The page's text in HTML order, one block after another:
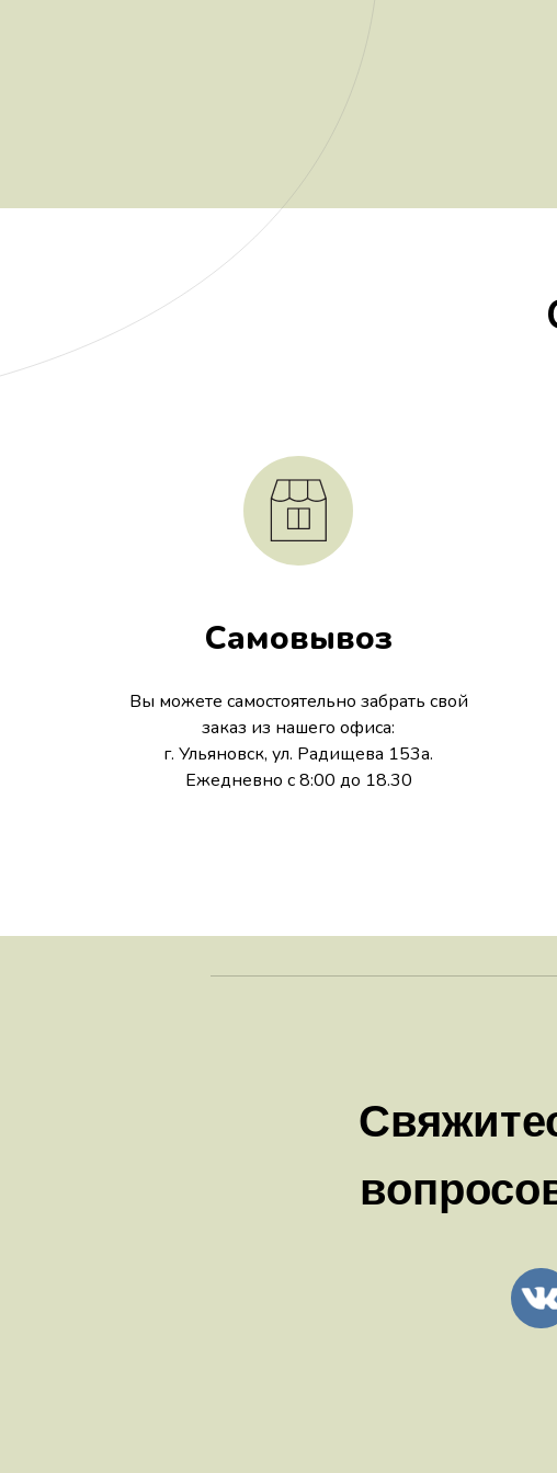
Самовывоз
Вы можете самостоятельно забрать свой
заказ из нашего офиса:
г. Ульяновск, ул. Радищева 153а.
Ежедневно с 8:00 до 18.30